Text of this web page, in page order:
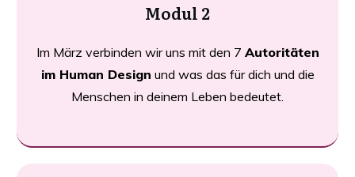
Modul 2
Im März verbinden wir uns mit den 7 Autoritäten
im Human Design und was das für dich und die
Menschen in deinem Leben bedeutet.